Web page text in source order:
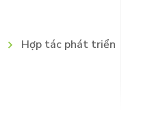
Hợp tác phát triển